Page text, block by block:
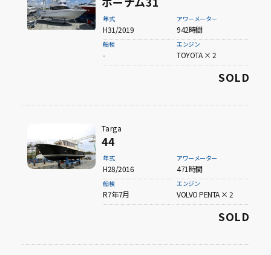
年式
H31/2019
アワーメーター
942時間
船検
-
エンジン
TOYOTA × 2
SOLD
Targa
44
年式
H28/2016
アワーメーター
471時間
船検
R7年7月
エンジン
VOLVO PENTA × 2
SOLD